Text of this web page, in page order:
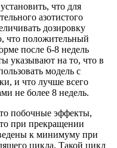
что для
азотистого
дозировку
что положительный
после 6-8 недель
указывают на то, что в
модель с
и что лучше всего
не более 8 недель.
побочные эффекты,
при прекращении
к минимуму при
цикла. Такой цикл